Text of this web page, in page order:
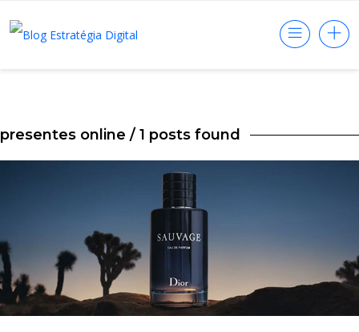
presentes online / 1 posts found